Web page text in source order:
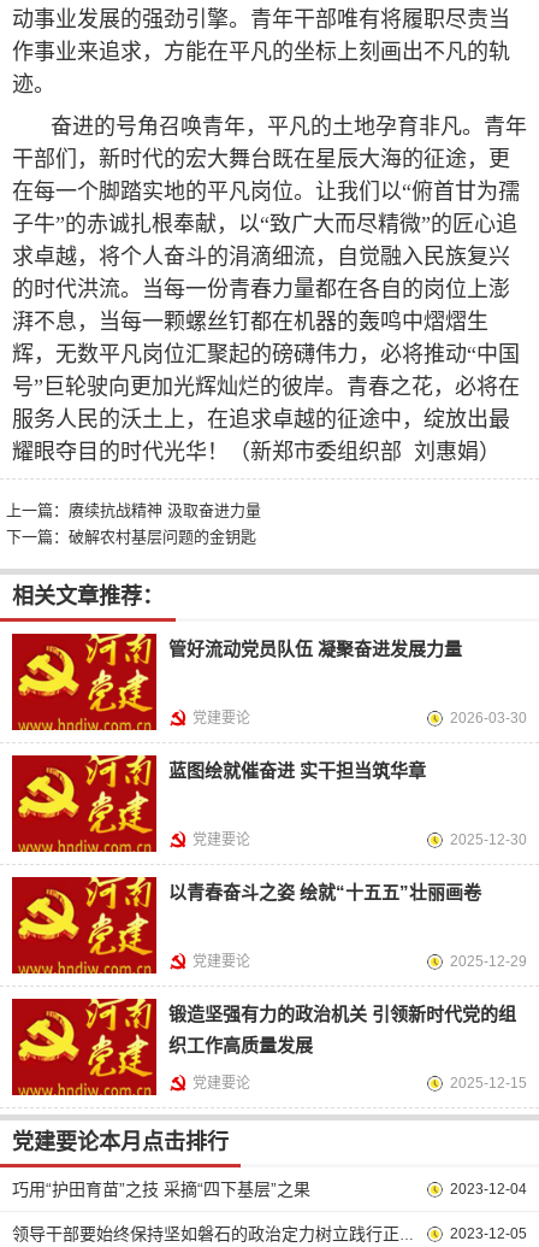
动事业发展的强劲引擎。青年干部唯有将履职尽责当
作事业来追求，方能在平凡的坐标上刻画出不凡的轨
迹。
奋进的号角召唤青年，平凡的土地孕育非凡。青年
干部们，新时代的宏大舞台既在星辰大海的征途，更
在每一个脚踏实地的平凡岗位。让我们以“俯首甘为孺
子牛”的赤诚扎根奉献，以“致广大而尽精微”的匠心追
求卓越，将个人奋斗的涓滴细流，自觉融入民族复兴
的时代洪流。当每一份青春力量都在各自的岗位上澎
湃不息，当每一颗螺丝钉都在机器的轰鸣中熠熠生
辉，无数平凡岗位汇聚起的磅礴伟力，必将推动“中国
号”巨轮驶向更加光辉灿烂的彼岸。青春之花，必将在
服务人民的沃土上，在追求卓越的征途中，绽放出最
耀眼夺目的时代光华！（新郑市委组织部 刘惠娟）
上一篇： 赓续抗战精神 汲取奋进力量
下一篇： 破解农村基层问题的金钥匙
相关文章推荐：
管好流动党员队伍 凝聚奋进发展力量
党建要论 2026-03-30
蓝图绘就催奋进 实干担当筑华章
党建要论 2025-12-30
以青春奋斗之姿 绘就“十五五”壮丽画卷
党建要论 2025-12-29
锻造坚强有力的政治机关 引领新时代党的组
织工作高质量发展
党建要论 2025-12-15
党建要论本月点击排行
巧用“护田育苗”之技 采摘“四下基层”之果 2023-12-04
领导干部要始终保持坚如磐石的政治定力树立践行正确的政绩观 2023-12-05